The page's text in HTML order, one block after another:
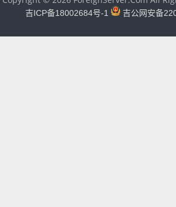
吉ICP备18002684号-1
吉公网安备